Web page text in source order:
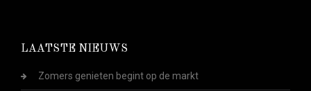
LAATSTE NIEUWS
Zomers genieten begint op de markt